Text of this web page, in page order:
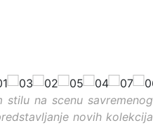
na scenu savremenog
novih kolekcija